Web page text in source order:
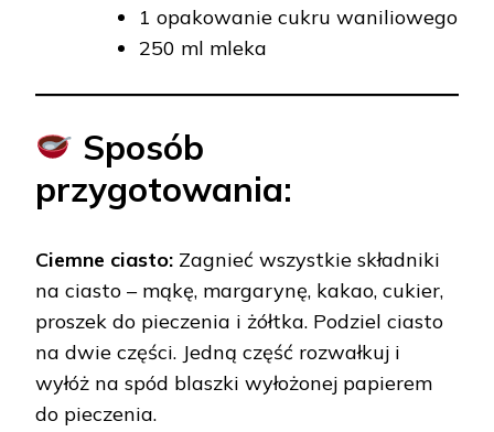
1 opakowanie cukru waniliowego
250 ml mleka
Sposób
przygotowania:
Ciemne ciasto: Zagnieć wszystkie składniki
na ciasto – mąkę, margarynę, kakao, cukier,
proszek do pieczenia i żółtka. Podziel ciasto
na dwie części. Jedną część rozwałkuj i
wyłóż na spód blaszki wyłożonej papierem
do pieczenia.